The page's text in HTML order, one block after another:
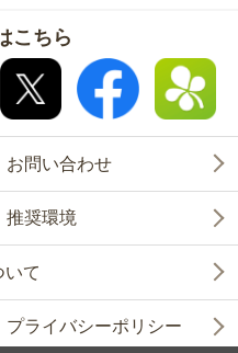
こちら
お問い合わせ
推奨環境
いて
プライバシーポリシー